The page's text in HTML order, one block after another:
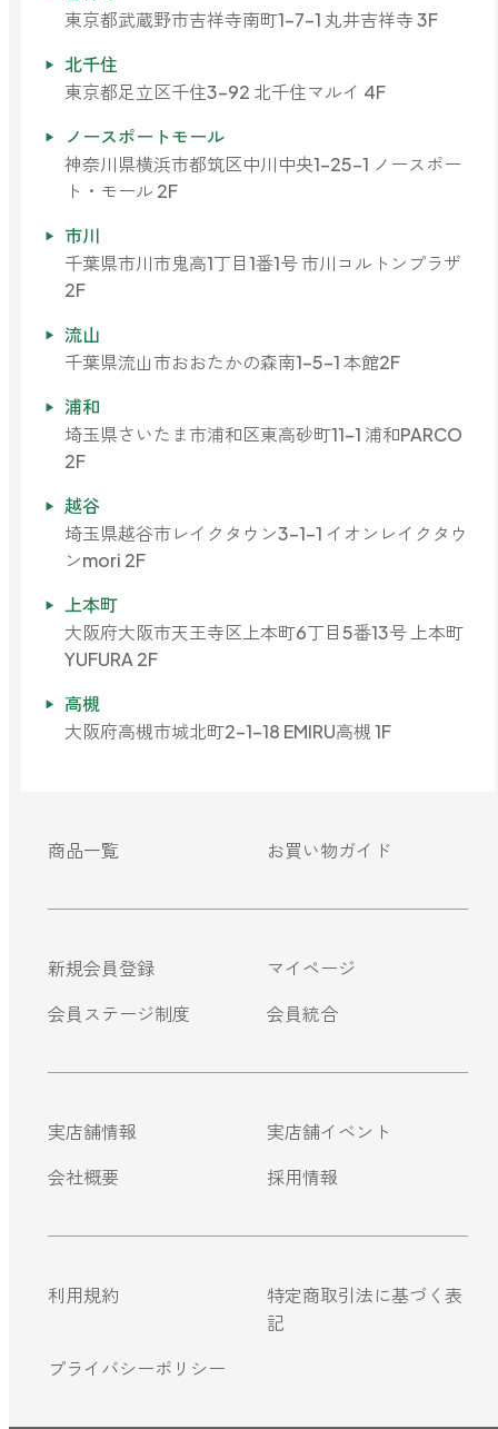
東京都武蔵野市吉祥寺南町1-7-1 丸井吉祥寺 3F
北千住
東京都足立区千住3-92 北千住マルイ 4F
ノースポートモール
神奈川県横浜市都筑区中川中央1-25-1 ノースポー
ト・モール 2F
市川
千葉県市川市鬼高1丁目1番1号 市川コルトンプラザ
2F
流山
千葉県流山市おおたかの森南1-5-1 本館2F
浦和
埼玉県さいたま市浦和区東高砂町11-1 浦和PARCO
2F
越谷
埼玉県越谷市レイクタウン3-1-1 イオンレイクタウ
ンmori 2F
上本町
大阪府大阪市天王寺区上本町6丁目5番13号 上本町
YUFURA 2F
高槻
大阪府高槻市城北町2-1-18 EMIRU高槻 1F
商品一覧 お買い物ガイド
新規会員登録
マイページ
会員ステージ制度
会員統合
実店舗情報
実店舗イベント
会社概要
採用情報
利用規約
特定商取引法に基づく表
記
プライバシーポリシー